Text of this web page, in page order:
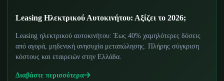
Leasing Ηλεκτρικού Αυτοκινήτου: Αξίζει το 2026;
Leasing ηλεκτρικού αυτοκινήτου: Έως 40% χαμηλότερες δόσεις
από αγορά, μηδενική ανησυχία μεταπώλησης. Πλήρης σύγκριση
κόστους και εταιρειών στην Ελλάδα.
Διαβάστε περισσότερα